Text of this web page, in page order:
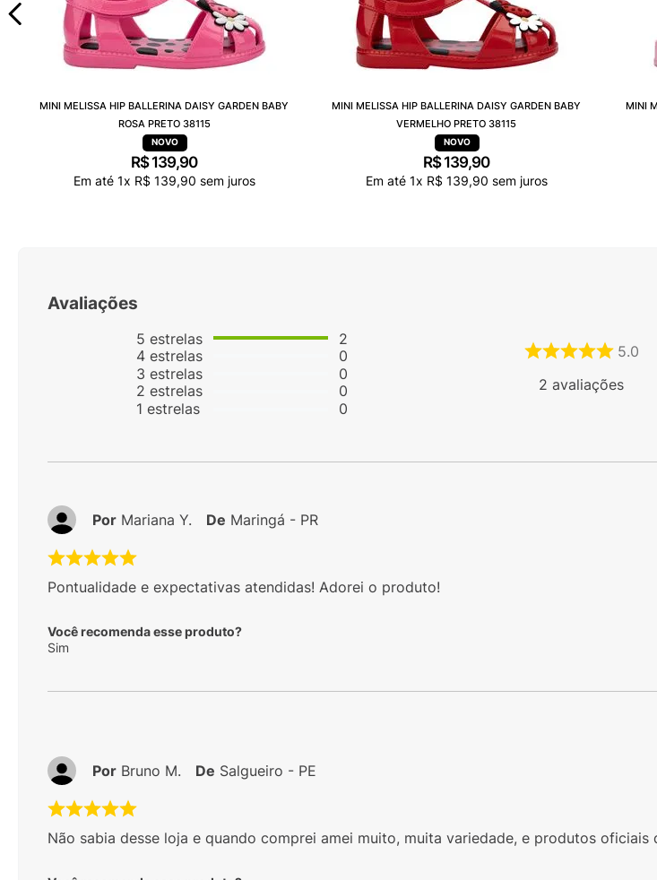
MINI MELISSA HIP BALLERINA DAISY GARDEN BABY
ROSA PRETO 38115
R$ 139,90
Em até 1x R$ 139,90 sem juros
MINI MELISSA HIP BALLERINA DAISY GARDEN BABY
VERMELHO PRETO 38115
R$ 139,90
Em até 1x R$ 139,90 sem juros
MINI
Avaliações
5 estrelas
4estrelas
3 estrelas
2 estrelas
1 estrelas
2
0
0
0
0
5.0
2 avaliações
Pontualidade e expectativas atendidas! Adorei o produto!
Você recomenda esse produto?
Sim
Por Mariana Y. De Maringá - PR
Não sabia desse loja e quando comprei amei muito, muita variedade, e produtos oficiais
Por Bruno M. De Salgueiro - PE